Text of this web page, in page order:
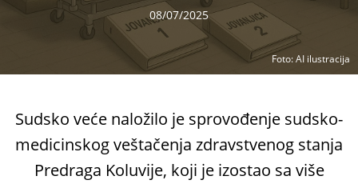
Foto: AI ilustracija
08/07/2025
Sudsko veće naložilo je sprovođenje sudsko-
medicinskog veštačenja zdravstvenog stanja
Predraga Koluvije, koji je izostao sa više